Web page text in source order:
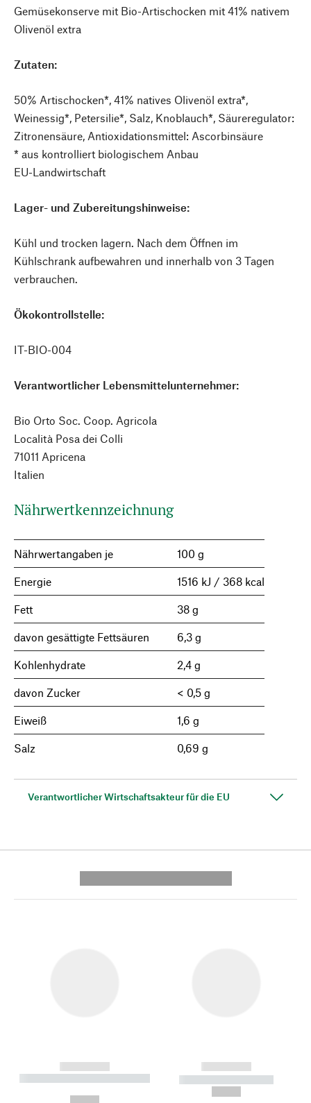
Gemüsekonserve mit Bio-Artischocken mit 41% nativem
Olivenöl extra
Zutaten:
50% Artischocken*, 41% natives Olivenöl extra*,
Weinessig*, Petersilie*, Salz, Knoblauch*, Säureregulator:
Zitronensäure, Antioxidationsmittel: Ascorbinsäure
* aus kontrolliert biologischem Anbau
EU-Landwirtschaft
Lager- und Zubereitungshinweise:
Kühl und trocken lagern. Nach dem Öffnen im
Kühlschrank aufbewahren und innerhalb von 3 Tagen
verbrauchen.
Ökokontrollstelle:
IT-BIO-004
Verantwortlicher Lebensmittelunternehmer:
Bio Orto Soc. Coop. Agricola
Località Posa dei Colli
71011 Apricena
Italien
Nährwertkennzeichnung
Nährwertangaben je 100 g
Energie 1516 kJ / 368 kcal
Fett 38 g
davon gesättigte Fettsäuren 6,3 g
Kohlenhydrate 2,4 g
davon Zucker < 0,5 g
Eiweiß 1,6 g
Salz 0,69 g
Verantwortlicher Wirtschaftsakteur für die EU
------------
----------- ----------- --------
------------
----------- -----------